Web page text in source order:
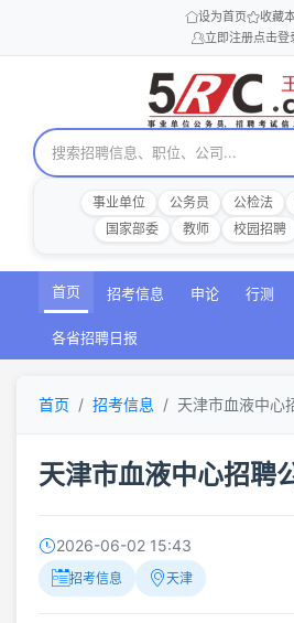
设为首页
收藏
立即注册点击登
事业单位 公务员 公检法
国家部委
教师 校园招聘
首页 招考信息 申论 行测
各省招聘日报
首页 招考信息 天津市血液中心
天津市血液中心招聘
2026-06-02 15:43
招考信息 天津